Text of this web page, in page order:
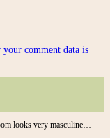
comment data is
looks very masculine…